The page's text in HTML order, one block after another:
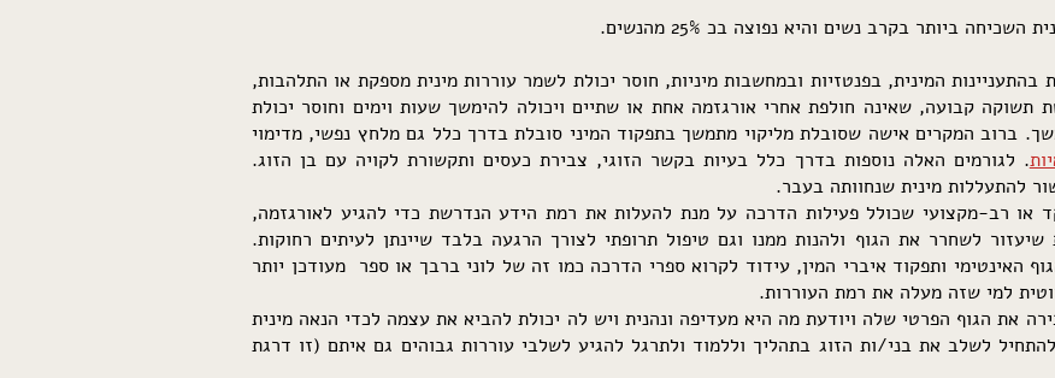
ביותר בקרב נשים והיא נפוצה בכ 25% מהנשים.
המינית, בפנטזיות ובמחשבות מיניות, חוסר יכולת לשמר עוררות מינית מספקת או התלהבות,
קבועה, שאינה חולפת אחרי אורגזמה אחת או שתיים ויכולה להימשך שעות וימים וחוסר יכולת
ברוב המקרים אישה שסובלת מליקוי מתמשך בתפקוד המיני סובלת בדרך כלל גם מלחץ נפשי, מדימוי
. לגורמים האלה נוספות בדרך כלל בעיות בקשר הזוגי, צבירת כעסים ותקשורת לקויה עם בן הזוג.
להתעללות מינית שנחוותה בעבר.
או רב-מקצועי שכולל פעילות הדרכה על מנת להעלות את רמת הידע הנדרשת כדי להגיע לאורגזמה,
לשחרר את הגוף ולהנות ממנו וגם טיפול תרופתי לצורך הרגעה בלבד שיינתן לעיתים רחוקות.
האינטימי ותפקוד איברי המין, עידוד לקרוא ספרי הדרכה כמו זה של לוני ברבך או ספר מעודכן יותר
למי שזה מעלה את רמת העוררות.
את הגוף הפרטי שלה ויודעת מה היא מעדיפה ונהנית ויש לה יכולת להביא את עצמה לכדי הנאה מינית
לשלב את בני/ות הזוג בתהליך וללמוד ולתרגל להגיע לשלבי עוררות גבוהים גם איתם (זו דרגת